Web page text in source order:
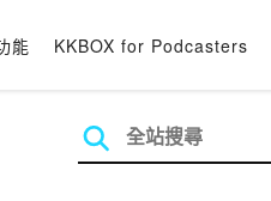
能 KKBOX for Podcasters